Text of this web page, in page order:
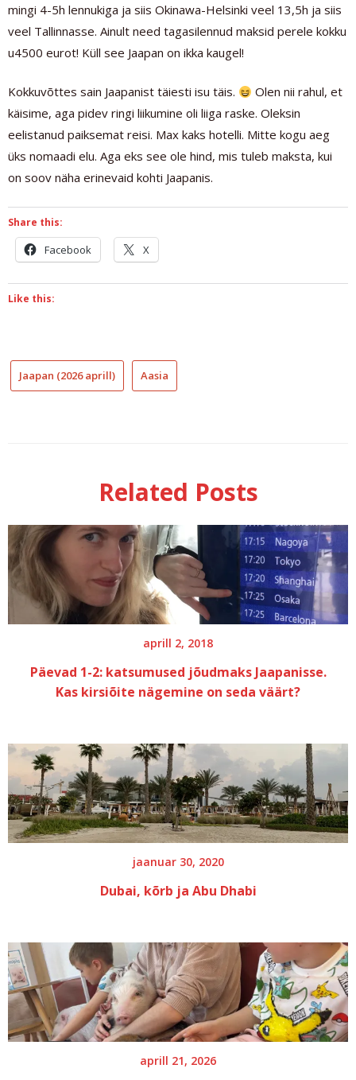
mingi 4-5h lennukiga ja siis Okinawa-Helsinki veel 13,5h ja siis
veel Tallinnasse. Ainult need tagasilennud maksid perele kokku
u4500 eurot! Küll see Jaapan on ikka kaugel!
Kokkuvõttes sain Jaapanist täiesti isu täis.
Olen nii rahul, et
käisime, aga pidev ringi liikumine oli liiga raske. Oleksin
eelistanud paiksemat reisi. Max kaks hotelli. Mitte kogu aeg
üks nomaadi elu. Aga eks see ole hind, mis tuleb maksta, kui
on soov näha erinevaid kohti Jaapanis.
Share this:
Facebook X
Like this:
Jaapan (2026 aprill) Aasia
saarel
beppu
beppus
Related Posts
aprill 2, 2018
Päevad 1-2: katsumused jõudmaks Jaapanisse.
Kas kirsiõite nägemine on seda väärt?
jaanuar 30, 2020
Dubai, kõrb ja Abu Dhabi
aprill 21, 2026